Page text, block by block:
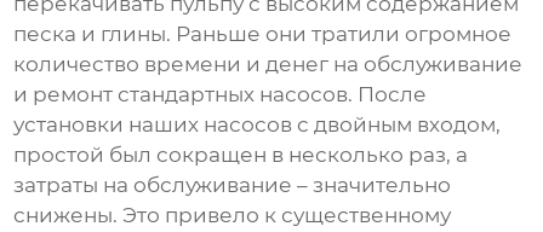
песка и глины. Раньше они тратили огромное
количество времени и денег на обслуживание
и ремонт стандартных насосов. После
установки наших насосов с двойным входом,
простой был сокращен в несколько раз, а
затраты на обслуживание – значительно
снижены. Это привело к существенному